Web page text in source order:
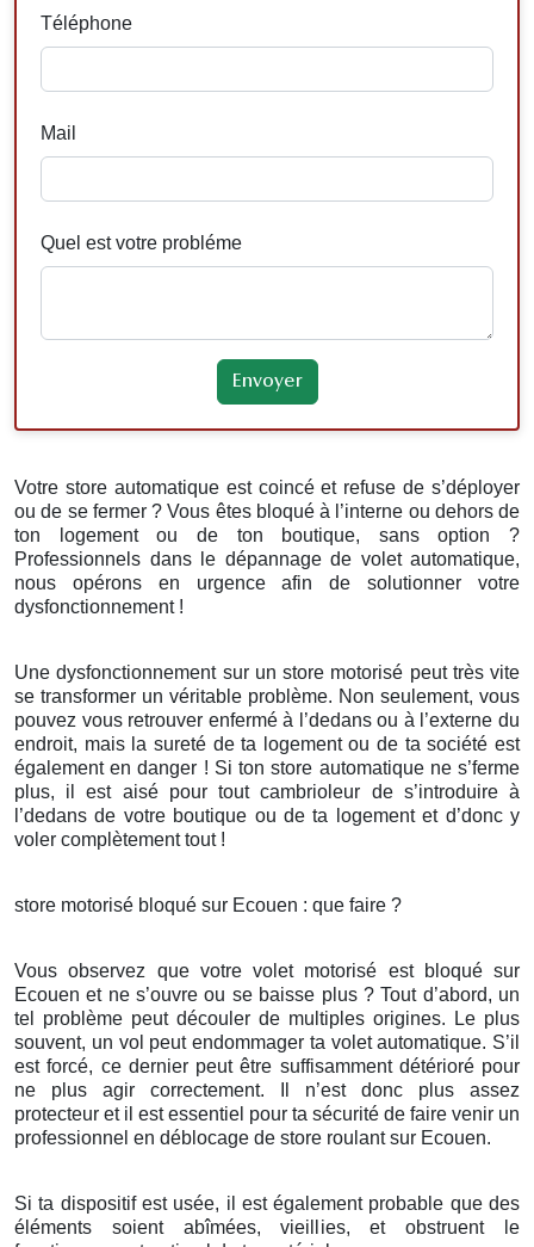
Téléphone
Mail
Quel est votre probléme
Votre store automatique est coincé et refuse de s’déployer
ou de se fermer ? Vous êtes bloqué à l’interne ou dehors de
ton logement ou de ton boutique, sans option ?
Professionnels dans le dépannage de volet automatique,
nous opérons en urgence afin de solutionner votre
dysfonctionnement !
Une dysfonctionnement sur un store motorisé peut très vite
se transformer un véritable problème. Non seulement, vous
pouvez vous retrouver enfermé à l’dedans ou à l’externe du
endroit, mais la sureté de ta logement ou de ta société est
également en danger ! Si ton store automatique ne s’ferme
plus, il est aisé pour tout cambrioleur de s’introduire à
l’dedans de votre boutique ou de ta logement et d’donc y
voler complètement tout !
store motorisé bloqué sur Ecouen : que faire ?
Vous observez que votre volet motorisé est bloqué sur
Ecouen et ne s’ouvre ou se baisse plus ? Tout d’abord, un
tel problème peut découler de multiples origines. Le plus
souvent, un vol peut endommager ta volet automatique. S’il
est forcé, ce dernier peut être suffisamment détérioré pour
ne plus agir correctement. Il n’est donc plus assez
protecteur et il est essentiel pour ta sécurité de faire venir un
professionnel en déblocage de store roulant sur Ecouen.
Si ta dispositif est usée, il est également probable que des
éléments soient abîmées, vieillies, et obstruent le